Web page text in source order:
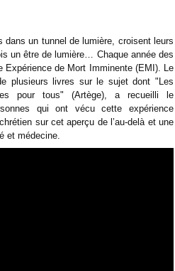
dans un tunnel de lumière, croisent leurs
un être de lumière… Chaque année des
Expérience de Mort Imminente (EMI). Le
plusieurs livres sur le sujet dont "Les
pour tous" (Artège), a recueilli le
qui ont vécu cette expérience
sur cet aperçu de l’au-delà et une
et médecine.